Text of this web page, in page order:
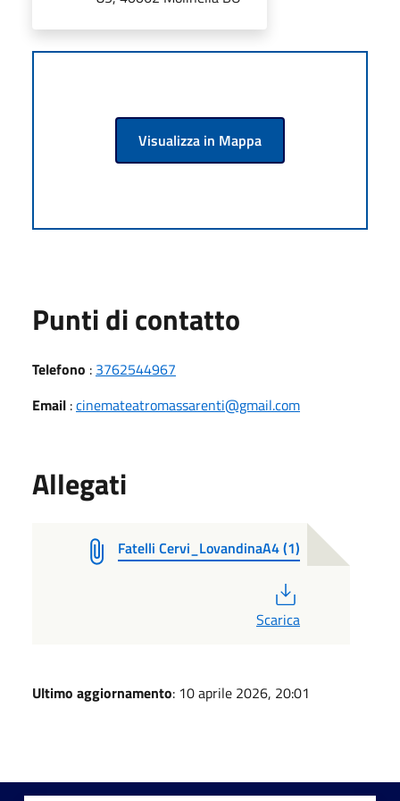
Visualizza in Mappa
Punti di contatto
Telefono : 3762544967
Email :cinemateatromassarenti@gmail.com
Allegati
Fatelli Cervi_LovandinaA4 (1)
Scarica
Ultimo aggiornamento: 10 aprile 2026, 20:01